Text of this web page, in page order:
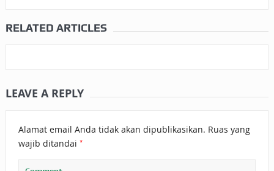
RELATED ARTICLES
LEAVE A REPLY
Alamat email Anda tidak akan dipublikasikan. Ruas yang
wajib ditandai *